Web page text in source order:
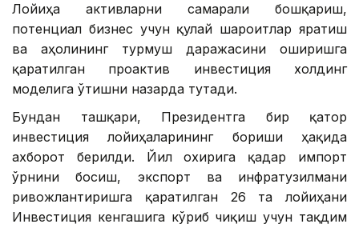
Лойиҳа активларни самарали бошқариш,
потенциал бизнес учун қулай шароитлар яратиш
ва аҳолининг турмуш даражасини оширишга
қаратилган проактив инвестиция холдинг
моделига ўтишни назарда тутади.
Бундан ташқари, Президентга бир қатор
инвестиция лойиҳаларининг бориши ҳақида
ахборот берилди. Йил охирига қадар импорт
ўрнини босиш, экспорт ва инфратузилмани
ривожлантиришга қаратилган 26 та лойиҳани
Инвестиция кенгашига кўриб чиқиш учун тақдим